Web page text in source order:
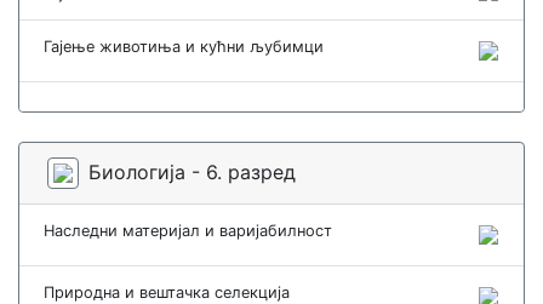
Гајење животиња и кућни љубимци
Биологија - 6. разред
Наследни материјал и варијабилност
Природна и вештачка селекција